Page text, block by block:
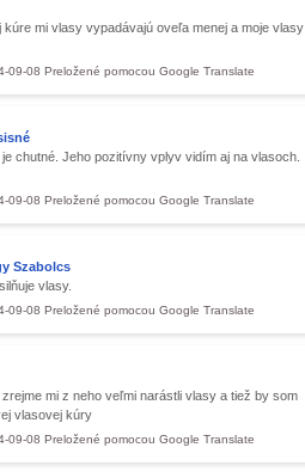
mi vlasy vypadávajú oveľa menej a moje vlasy
09-08 Preložené pomocou Google Translate
chutné. Jeho pozitívny vplyv vidím aj na vlasoch.
09-08 Preložené pomocou Google Translate
Szabolcs
vlasy.
09-08 Preložené pomocou Google Translate
mi z neho veľmi narástli vlasy a tiež by som
vlasovej kúry
09-08 Preložené pomocou Google Translate